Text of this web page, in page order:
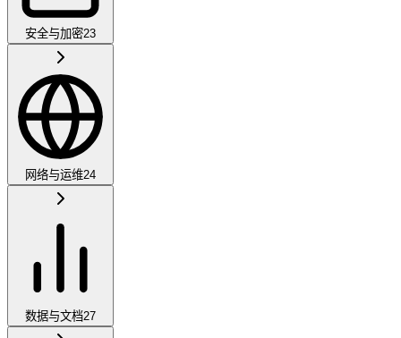
安全与加密23
网络与运维24
数据与文档27